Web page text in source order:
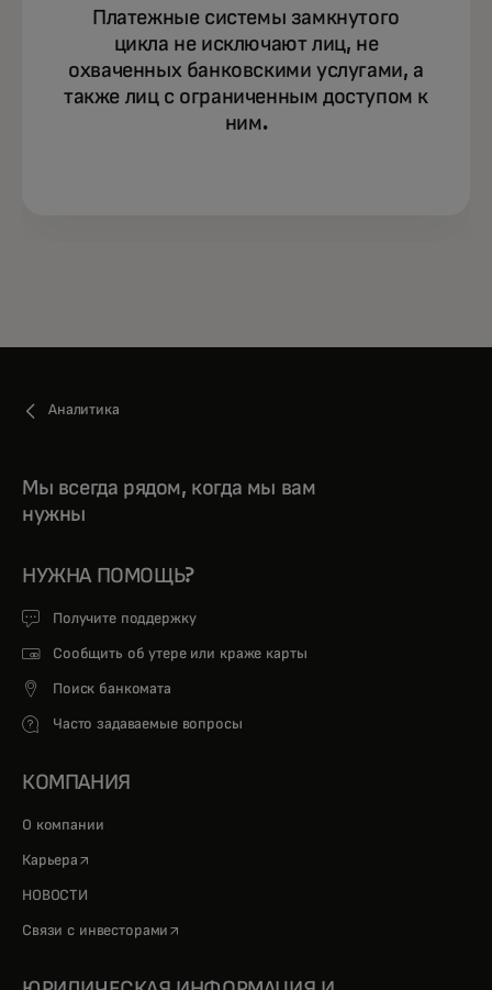
Платежные системы замкнутого
цикла не исключают лиц, не
охваченных банковскими услугами, а
также лиц с ограниченным доступом к
ним.
Аналитика
Мы всегда рядом, когда мы вам
нужны
НУЖНА ПОМОЩЬ?
Получите поддержку
Сообщить об утере или краже карты
Поиск банкомата
Часто задаваемые вопросы
КОМПАНИЯ
О компании
Карьера opens in a new tab
НОВОСТИ
Связи с инвесторами opens in a new tab